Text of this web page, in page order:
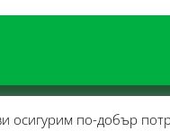
осигурим по-добър